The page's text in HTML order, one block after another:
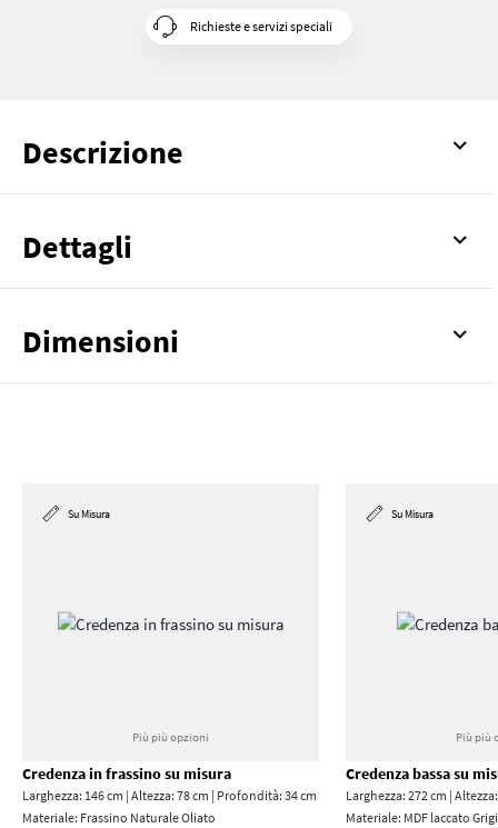
Richieste e servizi speciali
Descrizione
Dettagli
Dimensioni
Su Misura
Più più opzioni
Credenza in frassino su misura
Larghezza: 146 cm | Altezza: 78 cm | Profondità: 34 cm
Materiale: Frassino Naturale Oliato
Su Misura
Più più
Credenza bassa su
Larghezza: 272 cm |
Materiale: MDF laccato